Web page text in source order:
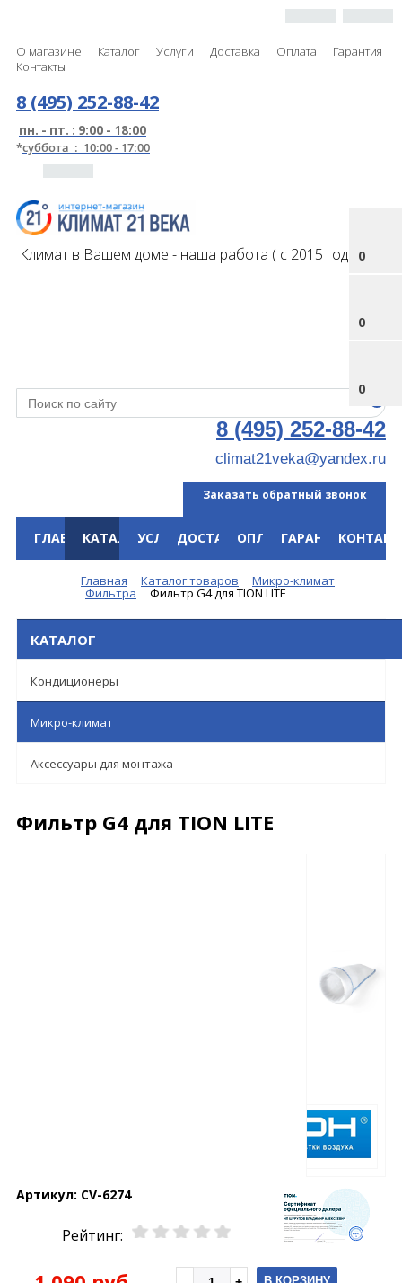
О магазине Каталог Услуги Доставка Оплата
Гарантия
Контакты
0
0
0
8 (495) 252-88-42
пн. - пт. : 9:00 - 18:00
*суббота : 10:00 - 17:00
Климат в Вашем доме - наша работа ( с 2015 года )
8 (495) 252-88-42
climat21veka@yandex.ru
Заказать обратный звонок
ГЛАВНАЯКАТАЛОГУСЛУГИДОСТАВКАОПЛАТАГАРАНТИЯ
Главная Каталог товаров Микро-климат
Фильтра Фильтр G4 для TION LITE
КАТАЛОГ
Кондиционеры
Микро-климат
Аксессуары для монтажа
Фильтр G4 для TION LITE
Артикул: CV-6274
Рейтинг: